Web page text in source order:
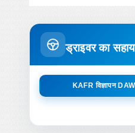
ड्राइवर का
KAFR विज्ञापन